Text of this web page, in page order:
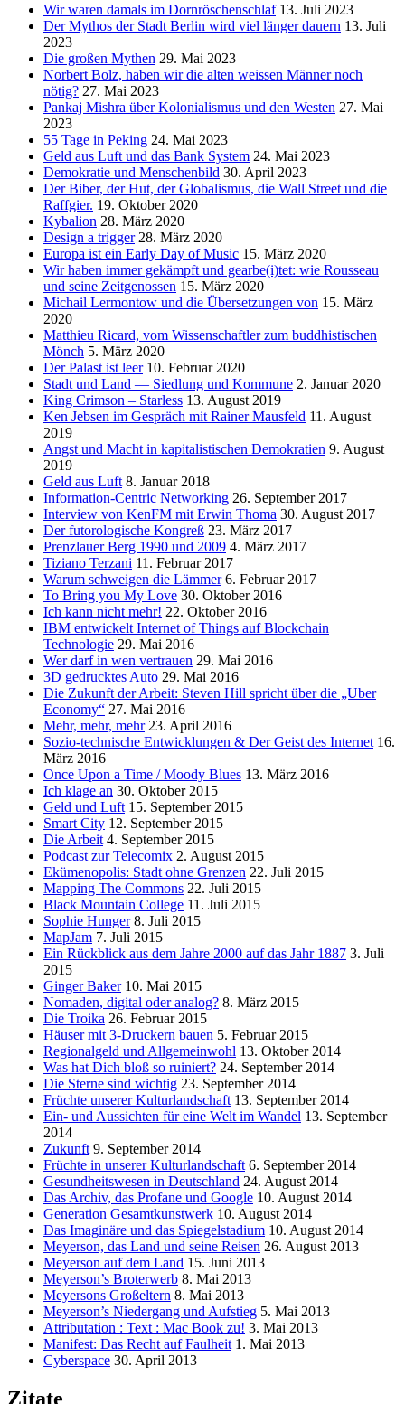
Wir waren damals im Dornröschenschlaf 13. Juli 2023
Der Mythos der Stadt Berlin wird viel länger dauern 13. Juli
2023
Die großen Mythen 29. Mai 2023
Norbert Bolz, haben wir die alten weissen Männer noch
nötig? 27. Mai 2023
Pankaj Mishra über Kolonialismus und den Westen 27. Mai
2023
55 Tage in Peking 24. Mai 2023
Geld aus Luft und das Bank System 24. Mai 2023
Demokratie und Menschenbild 30. April 2023
Der Biber, der Hut, der Globalismus, die Wall Street und die
Raffgier. 19. Oktober 2020
Kybalion 28. März 2020
Design a trigger 28. März 2020
Europa ist ein Early Day of Music 15. März 2020
Wir haben immer gekämpft und gearbe(i)tet: wie Rousseau
und seine Zeitgenossen 15. März 2020
Michail Lermontow und die Übersetzungen von 15. März
2020
Matthieu Ricard, vom Wissenschaftler zum buddhistischen
Mönch 5. März 2020
Der Palast ist leer 10. Februar 2020
Stadt und Land — Siedlung und Kommune 2. Januar 2020
King Crimson – Starless 13. August 2019
Ken Jebsen im Gespräch mit Rainer Mausfeld 11. August
2019
Angst und Macht in kapitalistischen Demokratien 9. August
2019
Geld aus Luft 8. Januar 2018
Information-Centric Networking 26. September 2017
Interview von KenFM mit Erwin Thoma 30. August 2017
Der futorologische Kongreß 23. März 2017
Prenzlauer Berg 1990 und 2009 4. März 2017
Tiziano Terzani 11. Februar 2017
Warum schweigen die Lämmer 6. Februar 2017
To Bring you My Love 30. Oktober 2016
Ich kann nicht mehr! 22. Oktober 2016
IBM entwickelt Internet of Things auf Blockchain
Technologie 29. Mai 2016
Wer darf in wen vertrauen 29. Mai 2016
3D gedrucktes Auto 29. Mai 2016
Die Zukunft der Arbeit: Steven Hill spricht über die „Uber
Economy“ 27. Mai 2016
Mehr, mehr, mehr 23. April 2016
Sozio-technische Entwicklungen & Der Geist des Internet 16.
März 2016
Once Upon a Time / Moody Blues 13. März 2016
Ich klage an 30. Oktober 2015
Geld und Luft 15. September 2015
Smart City 12. September 2015
Die Arbeit 4. September 2015
Podcast zur Telecomix 2. August 2015
Ekümenopolis: Stadt ohne Grenzen 22. Juli 2015
Mapping The Commons 22. Juli 2015
Black Mountain College 11. Juli 2015
Sophie Hunger 8. Juli 2015
MapJam 7. Juli 2015
Ein Rückblick aus dem Jahre 2000 auf das Jahr 1887 3. Juli
2015
Ginger Baker 10. Mai 2015
Nomaden, digital oder analog? 8. März 2015
Die Troika 26. Februar 2015
Häuser mit 3-Druckern bauen 5. Februar 2015
Regionalgeld und Allgemeinwohl 13. Oktober 2014
Was hat Dich bloß so ruiniert? 24. September 2014
Die Sterne sind wichtig 23. September 2014
Früchte unserer Kulturlandschaft 13. September 2014
Ein- und Aussichten für eine Welt im Wandel 13. September
2014
Zukunft 9. September 2014
Früchte in unserer Kulturlandschaft 6. September 2014
Gesundheitswesen in Deutschland 24. August 2014
Das Archiv, das Profane und Google 10. August 2014
Generation Gesamtkunstwerk 10. August 2014
Das Imaginäre und das Spiegelstadium 10. August 2014
Meyerson, das Land und seine Reisen 26. August 2013
Meyerson auf dem Land 15. Juni 2013
Meyerson’s Broterwerb 8. Mai 2013
Meyersons Großeltern 8. Mai 2013
Meyerson’s Niedergang und Aufstieg 5. Mai 2013
Attributation : Text : Mac Book zu! 3. Mai 2013
Manifest: Das Recht auf Faulheit 1. Mai 2013
Cyberspace 30. April 2013
Zitate